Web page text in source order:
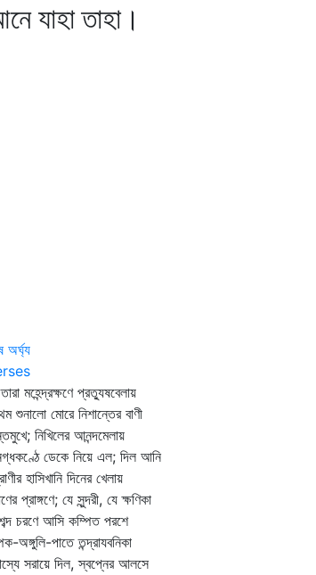
তাহা।
অর্ঘ্য
মহেন্দ্রক্ষণে প্রত্যুষবেলায়
শুনালো মোরে নিশান্তের বাণী
নিখিলের আনন্দমেলায়
ডেকে নিয়ে এল; দিল আনি
হাসিখানি দিনের খেলায়
প্রাঙ্গণে; যে সুন্দরী, যে ক্ষণিকা
চরণে আসি কম্পিত পরশে
অঙ্গুলি-পাতে তন্দ্রাযবনিকা
সরায়ে দিল, স্বপ্নের আলসে